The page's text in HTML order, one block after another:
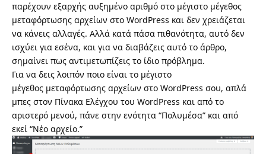
παρέχουν εξαρχής αυξημένο αριθμό στο μέγιστο μέγεθος
μεταφόρτωσης αρχείων στο WordPress και δεν χρειάζεται
να κάνεις αλλαγές. Αλλά κατά πάσα πιθανότητα, αυτό δεν
ισχύει για εσένα, και για να διαβάζεις αυτό το άρθρο,
σημαίνει πως αντιμετωπίζεις το ίδιο πρόβλημα.
Για να δεις λοιπόν ποιο είναι το μέγιστο
μέγεθος μεταφόρτωσης αρχείων στο WordPress σου, απλά
μπες στον Πίνακα Ελέγχου του WordPress και από το
αριστερό μενού, πάνε στην ενότητα “Πολυμέσα” και από
εκεί “Νέο αρχείο.”